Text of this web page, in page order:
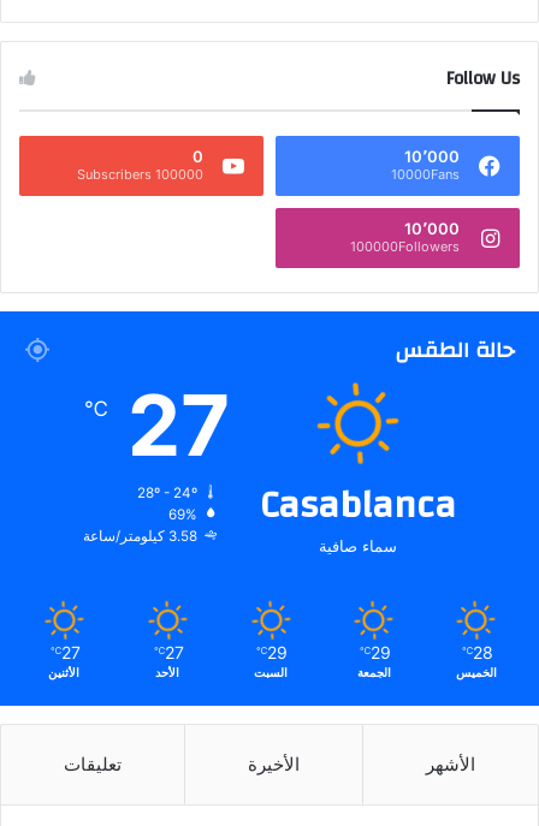
Follow Us
10٬000
10000Fans
0
100000 Subscribers
10٬000
100000Followers
حالة الطقس
Casablanca
سماء صافية
27
℃
69%
3.58 كيلومتر/ساعة
28
℃
الخميس
29
℃
الجمعة
29
℃
السبت
27
℃
الأحد
27
℃
الأثنين
الأشهر الأخيرة تعليقات